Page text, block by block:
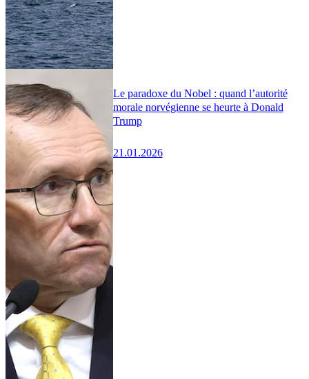
Le paradoxe du Nobel : quand l’autorité
morale norvégienne se heurte à Donald
Trump
21.01.2026